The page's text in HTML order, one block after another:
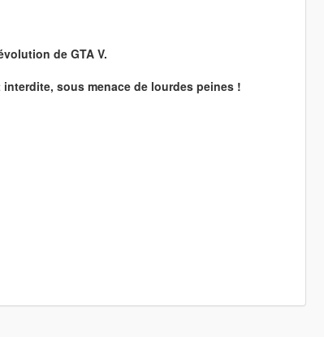
de GTA V.
sous menace de lourdes peines !